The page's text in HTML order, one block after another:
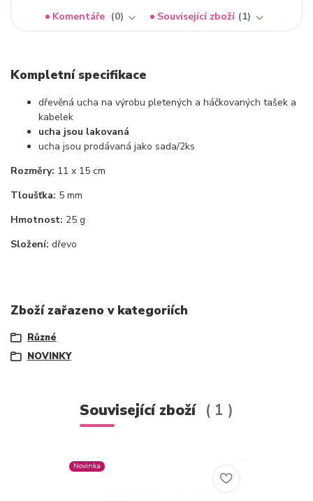
Komentáře
0 Související zboží 1
Kompletní specifikace
dřevěná ucha na výrobu pletených a háčkovaných tašek a
kabelek
ucha jsou lakovaná
ucha jsou prodávaná jako sada/2ks
Rozměry: 11 x 15 cm
Tloušťka: 5 mm
Hmotnost: 25 g
Složení: dřevo
Zboží zařazeno v kategoriích
Různé
NOVINKY
Související zboží 1
Novinka